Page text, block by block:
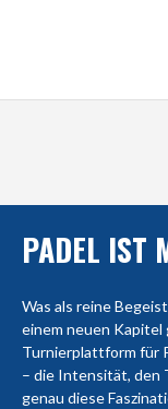
PADEL IST
Was als reine
einem neuen
Turnierplattform für
– die Intensität, den
genau diese